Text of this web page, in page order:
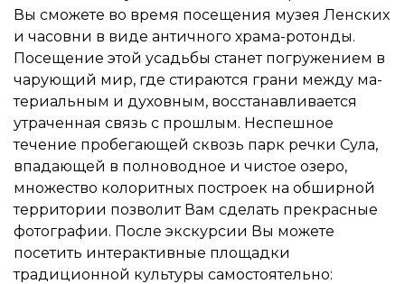
Вы сможете во время посещения музея Ленских
и часовни в виде античного храма-ротонды.
Посеще­ние этой усадь­бы ста­нет по­гру­же­ни­ем в
ча­ру­ю­щий мир, где сти­ра­ют­ся гра­ни­ между ма­
те­ри­аль­ным и ду­хов­ным, вос­ста­нав­ли­ва­ет­ся
утра­чен­ная связь с про­шлым. Неспешное
течение пробегающей сквозь парк речки Сула,
впадающей в полноводное и чистое озеро,
множество колоритных построек на обширной
территории позволит Вам сделать прекрасные
фотографии. После экскурсии Вы можете
посетить интерактивные площадки
традиционной культуры самостоятельно: